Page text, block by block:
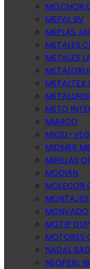
MELCHOR
MEPAL BV
MEPLAS
METALES
METALES
METALTEX
METO
MIARCO
MICEL-
MIDMER
MIRILLAS
MODIAN
MOLECOR
MONVADO
MOTIP
MOTORES
NADAL
NEOPERL